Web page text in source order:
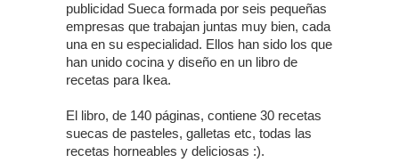
publicidad Sueca formada por seis pequeñas
empresas que trabajan juntas muy bien, cada
una en su especialidad. Ellos han sido los que
han unido cocina y diseño en un libro de
recetas para Ikea.
El libro, de 140 páginas, contiene 30 recetas
suecas de pasteles, galletas etc, todas las
recetas horneables y deliciosas :).